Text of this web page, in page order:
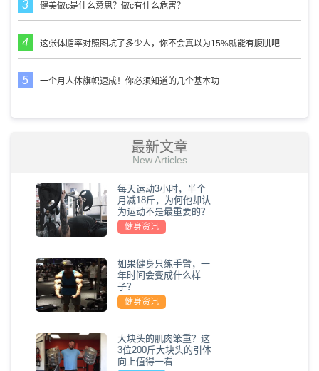
健美做c是什么意思？做c有什么危害？
这张体脂率对照图坑了多少人，你不会真以为15%就能有腹肌吧
一个月人体旗帜速成！你必须知道的几个基本功
最新文章
New Articles
每天运动3小时，半个
月减18斤，为何他却认
为运动不是最重要的？
健身资讯
如果健身只练手臂，一
年时间会变成什么样
子？
健身资讯
大块头的肌肉笨重？这
3位200斤大块头的引体
向上值得一看